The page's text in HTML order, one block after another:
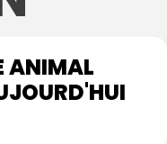
ANIMAL